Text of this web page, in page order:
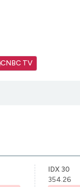
CNBC TV
IDX 30
354.26